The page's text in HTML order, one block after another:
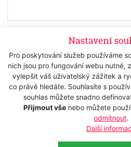
Nastavení
Pro poskytování služeb používáme
nich jsou pro fungování webu nutné,
vylepšit váš uživatelský zážitek a
co právě hledáte. Souhlasíte s
souhlas můžete snadno
Přijmout vše nebo můžete
odmítnout.
Další
343 Kč s DPH
283,47 Kčbez DPH
Popis